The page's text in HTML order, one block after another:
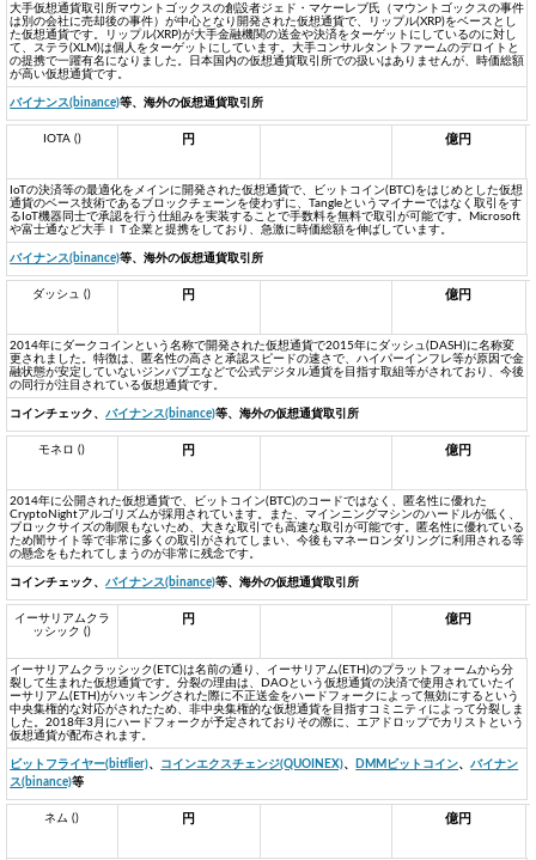
大手仮想通貨取引所マウントゴックスの創設者ジェド・マケーレブ氏（マウントゴックスの事件
は別の会社に売却後の事件）が中心となり開発された仮想通貨で、リップル(XRP)をベースとし
た仮想通貨です。リップル(XRP)が大手金融機関の送金や決済をターゲットにしているのに対し
て、ステラ(XLM)は個人をターゲットにしています。大手コンサルタントファームのデロイトと
の提携で一躍有名になりました。日本国内の仮想通貨取引所での扱いはありませんが、時価総額
が高い仮想通貨です。
バイナンス(binance)等、海外の仮想通貨取引所
IOTA () 円 億円
IoTの決済等の最適化をメインに開発された仮想通貨で、ビットコイン(BTC)をはじめとした仮想
通貨のベース技術であるブロックチェーンを使わずに、Tangleというマイナーではなく取引をす
るIoT機器同士で承認を行う仕組みを実装することで手数料を無料で取引が可能です。Microsoft
や富士通など大手ＩＴ企業と提携をしており、急激に時価総額を伸ばしています。
バイナンス(binance)等、海外の仮想通貨取引所
ダッシュ () 円 億円
2014年にダークコインという名称で開発された仮想通貨で2015年にダッシュ(DASH)に名称変
更されました。特徴は、匿名性の高さと承認スピードの速さで、ハイパーインフレ等が原因で金
融状態が安定していないジンバブエなどで公式デジタル通貨を目指す取組等がされており、今後
の同行が注目されている仮想通貨です。
コインチェック、バイナンス(binance)等、海外の仮想通貨取引所
モネロ () 円 億円
2014年に公開された仮想通貨で、ビットコイン(BTC)のコードではなく、匿名性に優れた
CryptoNightアルゴリズムが採用されています。また、マインニングマシンのハードルが低く、
ブロックサイズの制限もないため、大きな取引でも高速な取引が可能です。匿名性に優れている
ため闇サイト等で非常に多くの取引がされてしまい、今後もマネーロンダリングに利用される等
の懸念をもたれてしまうのが非常に残念です。
コインチェック、バイナンス(binance)等、海外の仮想通貨取引所
イーサリアムクラ
ッシック ()
円 億円
イーサリアムクラッシック(ETC)は名前の通り、イーサリアム(ETH)のプラットフォームから分
裂して生まれた仮想通貨です。分裂の理由は、DAOという仮想通貨の決済で使用されていたイ
ーサリアム(ETH)がハッキングされた際に不正送金をハードフォークによって無効にするという
中央集権的な対応がされたため、非中央集権的な仮想通貨を目指すコミニティによって分裂しま
した。2018年3月にハードフォークが予定されておりその際に、エアドロップでカリストという
仮想通貨が配布されます。
ビットフライヤー(bitflier)、 コインエクスチェンジ(QUOINEX)、 DMMビットコイン、バイナン
ス(binance)等
ネム () 円 億円